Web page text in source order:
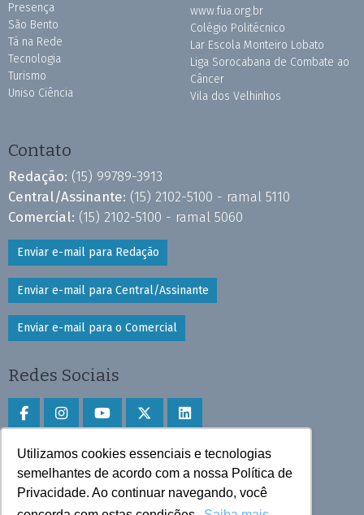
Utilizamos cookies essenciais e tecnologias
semelhantes de acordo com a nossa Política de
Privacidade. Ao continuar navegando, você
Presença
São Bento
Tá na Rede
Tecnologia
Turismo
Uniso Ciência
www.fua.org.br
Colégio Politécnico
Lar Escola Monteiro Lobato
Liga Sorocabana de Combate ao
Câncer
Vila dos Velhinhos
Contato
Redação: (15) 99789-3913
Central/Assinante: (15) 2102-5100 - ramal 5110
Comercial: (15) 2102-5100 - ramal 5060
Enviar e-mail para Redação
Enviar e-mail para Central/Assinante
Enviar e-mail para o Comercial
Redes Sociais
Faça download do aplicativo
Play Store e App Store